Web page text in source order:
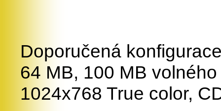
Doporučená
64 MB, 100 MB
1024x768 True color,